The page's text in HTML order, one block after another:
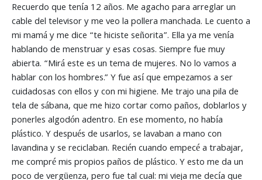
Recuerdo que tenía 12 años. Me agacho para arreglar un
cable del televisor y me veo la pollera manchada. Le cuento a
mi mamá y me dice “te hiciste señorita”. Ella ya me venía
hablando de menstruar y esas cosas. Siempre fue muy
abierta. “Mirá este es un tema de mujeres. No lo vamos a
hablar con los hombres.” Y fue así que empezamos a ser
cuidadosas con ellos y con mi higiene. Me trajo una pila de
tela de sábana, que me hizo cortar como paños, doblarlos y
ponerles algodón adentro. En ese momento, no había
plástico. Y después de usarlos, se lavaban a mano con
lavandina y se reciclaban. Recién cuando empecé a trabajar,
me compré mis propios paños de plástico. Y esto me da un